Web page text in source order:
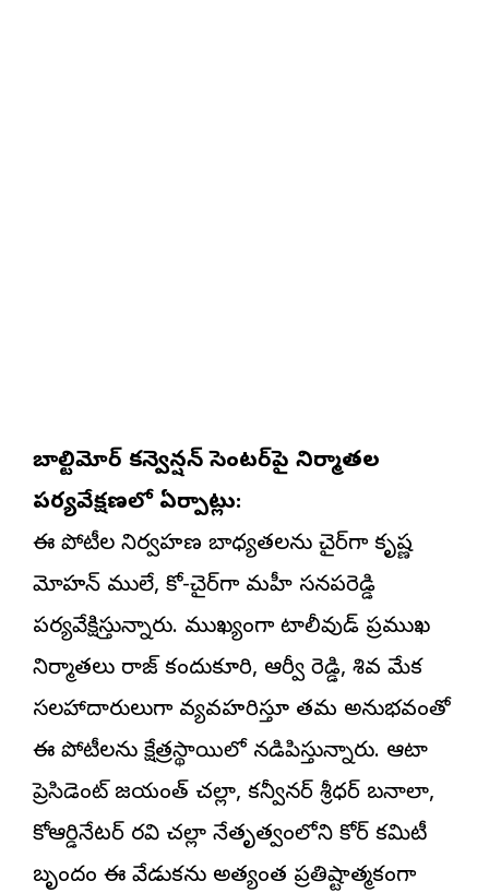
బాల్టిమోర్ కన్వెన్షన్ సెంటర్‌పై నిర్మాతల
పర్యవేక్షణలో ఏర్పాట్లు:
ఈ పోటీల నిర్వహణ బాధ్యతలను చైర్‌గా కృష్ణ
మోహన్ ములే, కో-చైర్‌గా మహీ సనపరెడ్డి
పర్యవేక్షిస్తున్నారు. ముఖ్యంగా టాలీవుడ్ ప్రముఖ
నిర్మాతలు రాజ్ కందుకూరి, ఆర్వీ రెడ్డి, శివ మేక
సలహాదారులుగా వ్యవహరిస్తూ తమ అనుభవంతో
ఈ పోటీలను క్షేత్రస్థాయిలో నడిపిస్తున్నారు. ఆటా
ప్రెసిడెంట్ జయంత్ చల్లా, కన్వీనర్ శ్రీధర్ బనాలా,
కోఆర్డినేటర్ రవి చల్లా నేతృత్వంలోని కోర్ కమిటీ
బృందం ఈ వేడుకను అత్యంత ప్రతిష్టాత్మకంగా